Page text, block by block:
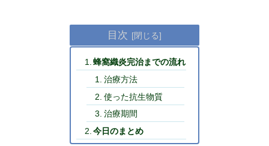
目次
蜂窩織炎完治までの流れ
治療方法
使った抗生物質
治療期間
今日のまとめ